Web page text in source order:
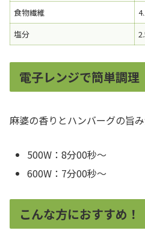
食物繊維
塩分
電子レンジで簡単調理
麻婆の香りとハンバーグの旨
500W：8分00秒～
600W：7分00秒～
こんな方におすすめ！